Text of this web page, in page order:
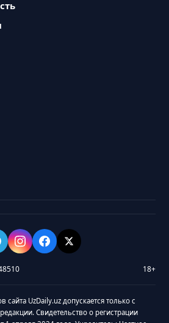
18+
UzDaily.uz допускается только с
Свидетельство о регистрации